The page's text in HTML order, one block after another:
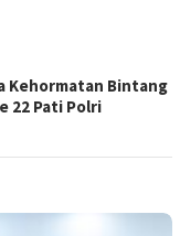
Kehormatan Bintang
22 Pati Polri